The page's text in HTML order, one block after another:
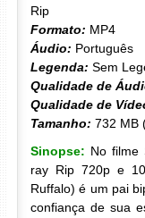
Rip
Formato: MP4
Áudio: Português
Legenda: Sem
Qualidade de
Qualidade de
Tamanho: 732 MB
Sinopse: No filme
ray Rip 720p e
Ruffalo) é um pai
confiança de sua